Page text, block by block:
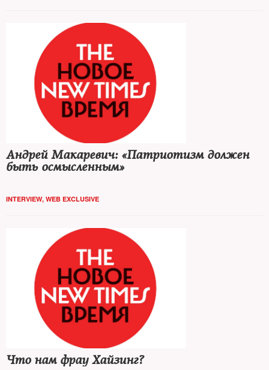
Андрей Макаревич: «Патриотизм должен
быть осмысленным»
INTERVIEW, WEB EXCLUSIVE
Что нам фрау Хайзинг?